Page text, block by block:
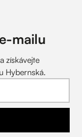
e-mailu
získávejte
Hybernská.